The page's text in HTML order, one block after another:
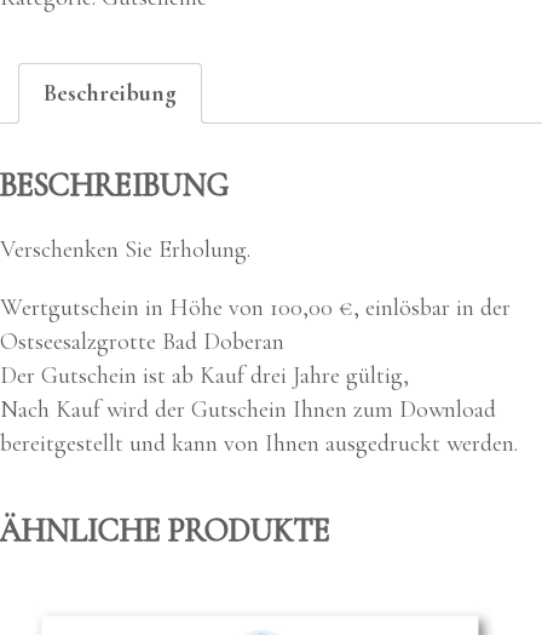
Beschreibung
BESCHREIBUNG
Ver­schen­ken Sie Erho­lung.
Wert­gut­schein in Höhe von 100,00 €, ein­lös­bar in der
Ost­see­salz­grot­te Bad Doberan
Der Gut­schein ist ab Kauf drei Jah­re gül­tig,
Nach Kauf wird der Gut­schein Ihnen zum Down­load
bereit­ge­stellt und kann von Ihnen aus­ge­druckt wer­den.
ÄHNLICHE PRODUKTE